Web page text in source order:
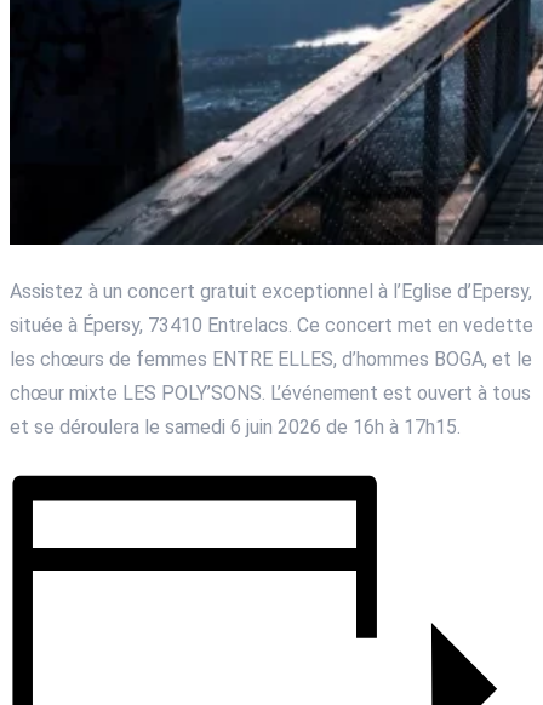
Assistez à un concert gratuit exceptionnel à l’Eglise d’Epersy,
située à Épersy, 73410 Entrelacs. Ce concert met en vedette
les chœurs de femmes ENTRE ELLES, d’hommes BOGA, et le
chœur mixte LES POLY’SONS. L’événement est ouvert à tous
et se déroulera le samedi 6 juin 2026 de 16h à 17h15.